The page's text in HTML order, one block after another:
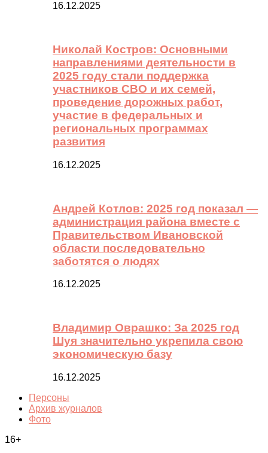
16.12.2025
Николай Костров: Основными
направлениями деятельности в
2025 году стали поддержка
участников СВО и их семей,
проведение дорожных работ,
участие в федеральных и
региональных программах
развития
16.12.2025
Андрей Котлов: 2025 год показал —
администрация района вместе с
Правительством Ивановской
области последовательно
заботятся о людях
16.12.2025
Владимир Оврашко: За 2025 год
Шуя значительно укрепила свою
экономическую базу
16.12.2025
Персоны
Архив журналов
Фото
16+